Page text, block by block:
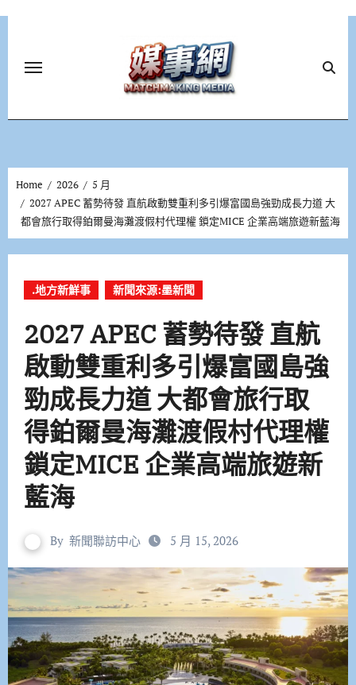
Home 2026
5 月
2027 APEC 蓄勢待發 直航啟動雙重利多引爆富國島強勁成長力道 大
都會旅行取得鉑爾曼海灘渡假村代理權 鎖定MICE 企業高端旅遊新藍海
.地方新鮮事 新聞來源:墨新聞
2027 APEC 蓄勢待發 直航
啟動雙重利多引爆富國島強
勁成長力道 大都會旅行取
得鉑爾曼海灘渡假村代理權
鎖定MICE 企業高端旅遊新
藍海
By 新聞聯訪中心 5 月 15, 2026